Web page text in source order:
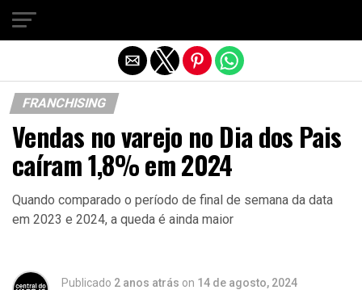
FRANCHISING
Vendas no varejo no Dia dos Pais
caíram 1,8% em 2024
Quando comparado o período de final de semana da data
em 2023 e 2024, a queda é ainda maior
Publicado 2 anos atrás on 14 de agosto, 2024